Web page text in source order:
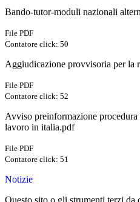
Bando-tutor-moduli nazionali
File PDF
Contatore click: 50
Aggiudicazione provvisoria per la
File PDF
Contatore click: 52
Avviso preinformazione procedura
lavoro in italia.pdf
File PDF
Contatore click: 51
Notizie